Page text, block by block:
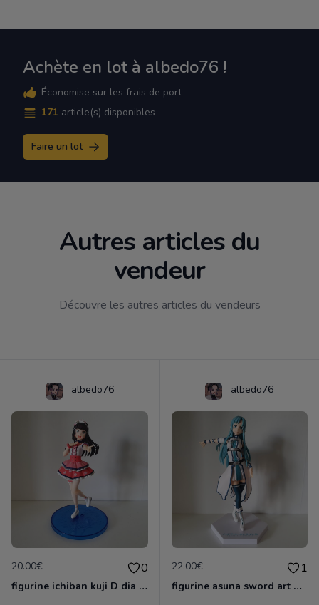
Achète en lot à albedo76 !
Économise sur les frais de port
171 article(s) disponibles
Faire un lot
Autres articles du
vendeur
Découvre les autres articles du vendeurs
albedo76
20.00€ 0
figurine ichiban kuji D dia kurosawa love live sunshine 5 eme anniversaire
albedo76
22.00€ 1
figurine asuna sword art online 2 sao kadokawa